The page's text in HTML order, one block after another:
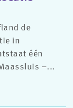
de
in
één
–...